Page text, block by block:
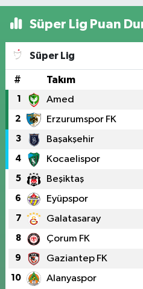
Süper Lig Puan
Süper Lig
# Takım
1 Amed
2 Erzurumspor FK
3 Başakşehir
4 Kocaelispor
5 Beşiktaş
6 Eyüpspor
7 Galatasaray
8 Çorum FK
9 Gaziantep FK
10 Alanyaspor